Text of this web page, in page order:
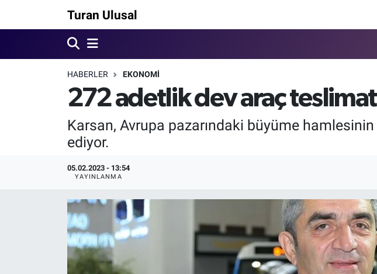
Turan Ulusal
HABERLER EKONOMİ
272 adetlik dev araç
Karsan, Avrupa pazarındaki büyüme
ediyor.
05.02.2023 - 13:54
YAYINLANMA